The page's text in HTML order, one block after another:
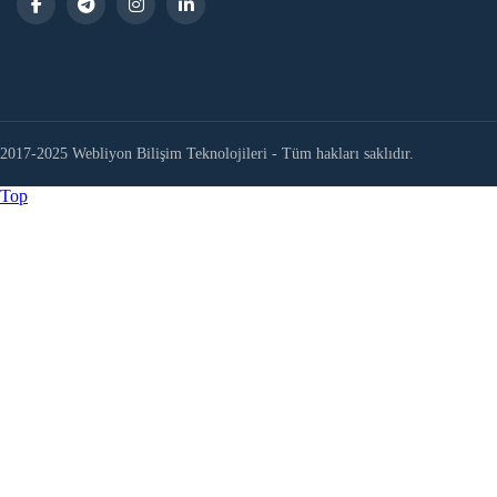
2017-2025 Webliyon Bilişim Teknolojileri - Tüm hakları saklıdır.
Top